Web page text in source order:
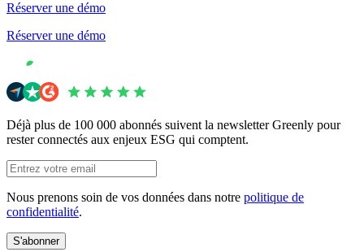
Réserver une démo
Réserver une démo
Déjà plus de 100 000 abonnés suivent la newsletter Greenly pour
rester connectés aux enjeux ESG qui comptent.
Nous prenons soin de vos données dans notre politique de
confidentialité.
S'abonner